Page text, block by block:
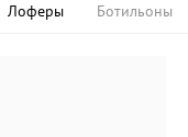
Лоферы Ботильоны